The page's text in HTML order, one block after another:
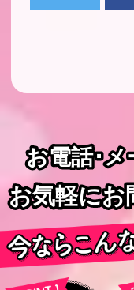
お電話･
お電話･
お気軽にお
お気軽にお